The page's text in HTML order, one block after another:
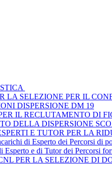
LA SELEZIONE PER IL
DISPERSIONE DM 19
IL RECLUTAMENTO DI
DELLA DISPERSIONE
E TUTOR PER LA
di Esperto dei Percorsi di
e di Tutor dei Percorsi
PER LA SELEZIONE DI